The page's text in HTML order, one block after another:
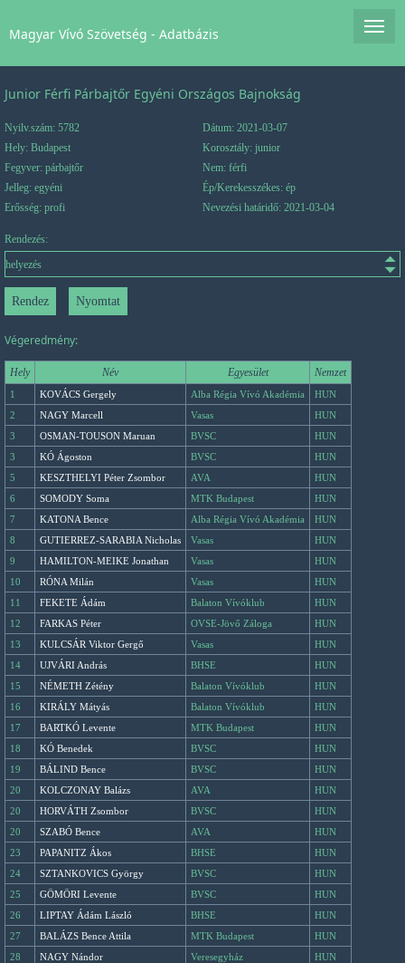
Magyar Vívó Szövetség - Adatbázis
Junior Férfi Párbajtőr Egyéni Országos Bajnokság
Nyilv.szám: 5782
Dátum: 2021-03-07
Hely: Budapest
Korosztály: junior
Fegyver: párbajtőr
Nem: férfi
Jelleg: egyéni
Ép/Kerekesszékes: ép
Erősség: profi
Nevezési határidő: 2021-03-04
Rendezés:
Végeredmény:
Hely Név Egyesület Nemzet
1 KOVÁCS Gergely Alba Régia Vívó Akadémia
HUN
2
NAGY Marcell Vasas
HUN
3
OSMAN-TOUSON Maruan BVSC
HUN
3
KÓ Ágoston BVSC
HUN
5
KESZTHELYI Péter Zsombor AVA
HUN
6
SOMODY Soma MTK Budapest
HUN
7
KATONA Bence Alba Régia Vívó Akadémia
HUN
8
GUTIERREZ-SARABIA Nicholas Vasas
HUN
9
HAMILTON-MEIKE Jonathan Vasas
HUN
10
RÓNA Milán Vasas
HUN
11
FEKETE Ádám Balaton Vívóklub
HUN
12
FARKAS Péter OVSE-Jövő Záloga
HUN
13
KULCSÁR Viktor Gergő Vasas
HUN
14
UJVÁRI András BHSE
HUN
15
NÉMETH Zétény Balaton Vívóklub
HUN
16
KIRÁLY Mátyás Balaton Vívóklub
HUN
17
BARTKÓ Levente MTK Budapest
HUN
18
KÓ Benedek BVSC
HUN
19
BÁLIND Bence BVSC
HUN
20
KOLCZONAY Balázs AVA
HUN
20
HORVÁTH Zsombor BVSC
HUN
20
SZABÓ Bence AVA
HUN
23
PAPANITZ Ákos BHSE
HUN
24
SZTANKOVICS György BVSC
HUN
25
GÖMÖRI Levente BVSC
HUN
26
LIPTAY Ádám László BHSE
HUN
27
BALÁZS Bence Attila MTK Budapest
HUN
28
NAGY Nándor Veresegyház
HUN